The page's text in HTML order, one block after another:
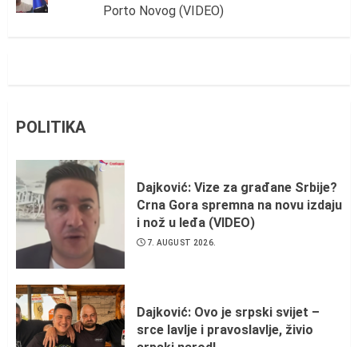
Porto Novog (VIDEO)
POLITIKA
Dajković: Vize za građane Srbije?
Crna Gora spremna na novu izdaju
i nož u leđa (VIDEO)
7. AUGUST 2026.
Dajković: Ovo je srpski svijet –
srce lavlje i pravoslavlje, živio